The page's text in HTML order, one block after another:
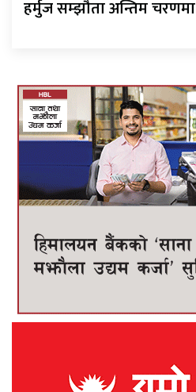
हर्मुज सम्झौता अन्तिम चरणमा